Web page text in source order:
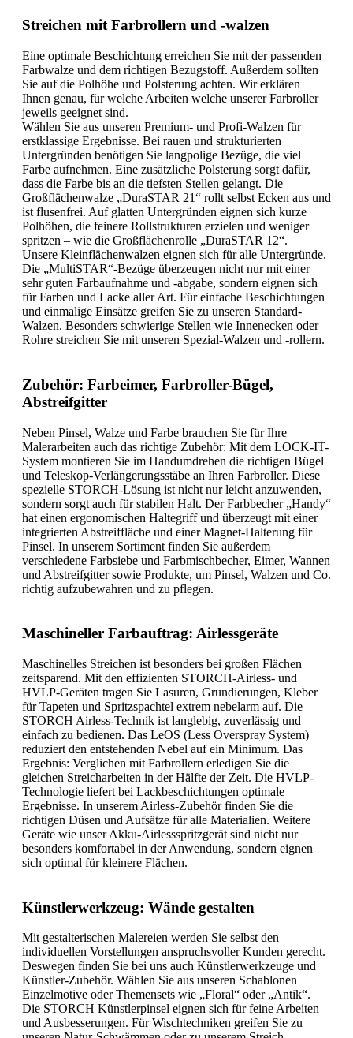
Streichen mit Farbrollern und -walzen
Eine optimale Beschichtung erreichen Sie mit der passenden
Farbwalze und dem richtigen Bezugstoff. Außerdem sollten
Sie auf die Polhöhe und Polsterung achten. Wir erklären
Ihnen genau, für welche Arbeiten welche unserer Farbroller
jeweils geeignet sind.
Wählen Sie aus unseren Premium- und Profi-Walzen für
erstklassige Ergebnisse. Bei rauen und strukturierten
Untergründen benötigen Sie langpolige Bezüge, die viel
Farbe aufnehmen. Eine zusätzliche Polsterung sorgt dafür,
dass die Farbe bis an die tiefsten Stellen gelangt. Die
Großflächenwalze „DuraSTAR 21“ rollt selbst Ecken aus und
ist flusenfrei. Auf glatten Untergründen eignen sich kurze
Polhöhen, die feinere Rollstrukturen erzielen und weniger
spritzen – wie die Großflächenrolle „DuraSTAR 12“.
Unsere Kleinflächenwalzen eignen sich für alle Untergründe.
Die „MultiSTAR“-Bezüge überzeugen nicht nur mit einer
sehr guten Farbaufnahme und -abgabe, sondern eignen sich
für Farben und Lacke aller Art. Für einfache Beschichtungen
und einmalige Einsätze greifen Sie zu unseren Standard-
Walzen. Besonders schwierige Stellen wie Innenecken oder
Rohre streichen Sie mit unseren Spezial-Walzen und -rollern.
Zubehör: Farbeimer, Farbroller-Bügel,
Abstreifgitter
Neben Pinsel, Walze und Farbe brauchen Sie für Ihre
Malerarbeiten auch das richtige Zubehör: Mit dem LOCK-IT-
System montieren Sie im Handumdrehen die richtigen Bügel
und Teleskop-Verlängerungsstäbe an Ihren Farbroller. Diese
spezielle STORCH-Lösung ist nicht nur leicht anzuwenden,
sondern sorgt auch für stabilen Halt. Der Farbbecher „Handy“
hat einen ergonomischen Haltegriff und überzeugt mit einer
integrierten Abstreiffläche und einer Magnet-Halterung für
Pinsel. In unserem Sortiment finden Sie außerdem
verschiedene Farbsiebe und Farbmischbecher, Eimer, Wannen
und Abstreifgitter sowie Produkte, um Pinsel, Walzen und Co.
richtig aufzubewahren und zu pflegen.
Maschineller Farbauftrag: Airlessgeräte
Maschinelles Streichen ist besonders bei großen Flächen
zeitsparend. Mit den effizienten STORCH-Airless- und
HVLP-Geräten tragen Sie Lasuren, Grundierungen, Kleber
für Tapeten und Spritzspachtel extrem nebelarm auf. Die
STORCH Airless-Technik ist langlebig, zuverlässig und
einfach zu bedienen. Das LeOS (Less Overspray System)
reduziert den entstehenden Nebel auf ein Minimum. Das
Ergebnis: Verglichen mit Farbrollern erledigen Sie die
gleichen Streicharbeiten in der Hälfte der Zeit. Die HVLP-
Technologie liefert bei Lackbeschichtungen optimale
Ergebnisse. In unserem Airless-Zubehör finden Sie die
richtigen Düsen und Aufsätze für alle Materialien. Weitere
Geräte wie unser Akku-Airlessspritzgerät sind nicht nur
besonders komfortabel in der Anwendung, sondern eignen
sich optimal für kleinere Flächen.
Künstlerwerkzeug: Wände gestalten
Mit gestalterischen Malereien werden Sie selbst den
individuellen Vorstellungen anspruchsvoller Kunden gerecht.
Deswegen finden Sie bei uns auch Künstlerwerkzeuge und
Künstler-Zubehör. Wählen Sie aus unseren Schablonen
Einzelmotive oder Themensets wie „Floral“ oder „Antik“.
Die STORCH Künstlerpinsel eignen sich für feine Arbeiten
und Ausbesserungen. Für Wischtechniken greifen Sie zu